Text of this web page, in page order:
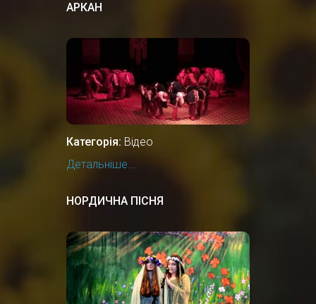
АРКАН
Категорія: Відео
Детальніше...
НОРДИЧНА ПІСНЯ